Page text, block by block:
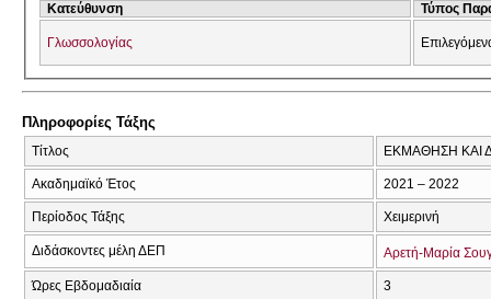
Κατεύθυνση Τύπος
Γλωσσολογίας
Πληροφορίες Τάξης
Τίτλος ΕΚΜΑΘΗΣΗ ΚΑΙ
Ακαδημαϊκό Έτος 2021 – 2022
Περίοδος Τάξης Χειμερινή
Διδάσκοντες μέλη ΔΕΠ Αρετή-Μαρία
Ώρες Εβδομαδιαία 3